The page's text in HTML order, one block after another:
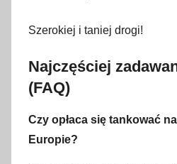
Szerokiej i taniej drogi!
Najczęściej
(FAQ)
Czy opłaca się tankować
Europie?